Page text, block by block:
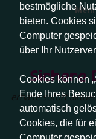
bestmögliche
bieten. Cookies
Computer
über Ihr
Cookies können
Ende Ihres
automatisch
Cookies, die für
Sichere
erhalte sofort